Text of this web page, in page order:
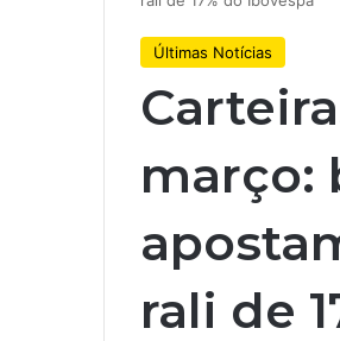
Últimas Notícias
março:
rali de